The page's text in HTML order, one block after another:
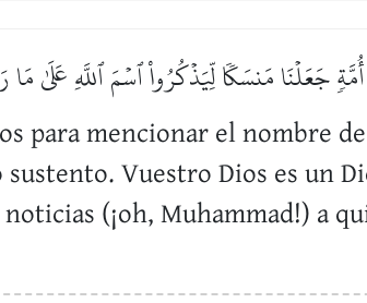
جَعَلۡنَا مَنسَكٗا لِّيَذۡكُرُواْ ٱسۡمَ ٱللَّهِ عَلَىٰ
para mencionar el nombre
Vuestro Dios es un
(¡oh, Muhammad!) a